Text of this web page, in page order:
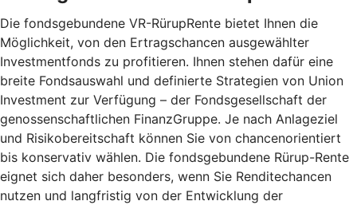
Die fondsgebundene VR-RürupRente bietet Ihnen die
Möglichkeit, von den Ertragschancen ausgewählter
Investmentfonds zu profitieren. Ihnen stehen dafür eine
breite Fondsauswahl und definierte Strategien von Union
Investment zur Verfügung – der Fondsgesellschaft der
genossenschaftlichen FinanzGruppe. Je nach Anlageziel
und Risikobereitschaft können Sie von chancenorientiert
bis konservativ wählen. Die fondsgebundene Rürup-Rente
eignet sich daher besonders, wenn Sie Renditechancen
nutzen und langfristig von der Entwicklung der